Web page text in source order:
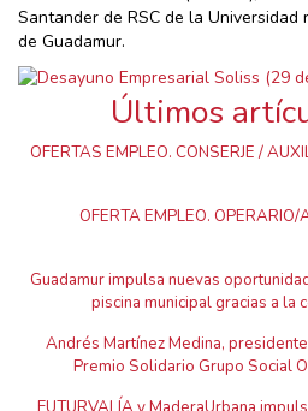
Santander de RSC de la
de Guadamur.
Últimos
OFERTAS EMPLEO. CONSERJE /
OFERTA EMPLEO.
Guadamur impulsa nuevas
piscina municipal gracias a la
Andrés Martínez Medina,
Premio Solidario Grupo Social